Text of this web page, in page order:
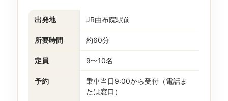
出発地 JR由布院駅前
所要時間 約60分
定員 9〜10名
予約
乗車当日9:00から受付（電話ま
たは窓口）